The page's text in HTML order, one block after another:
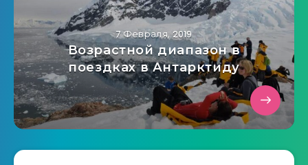
7 Февраля, 2019
Возрастной диапазон в
поездках в Антарктиду